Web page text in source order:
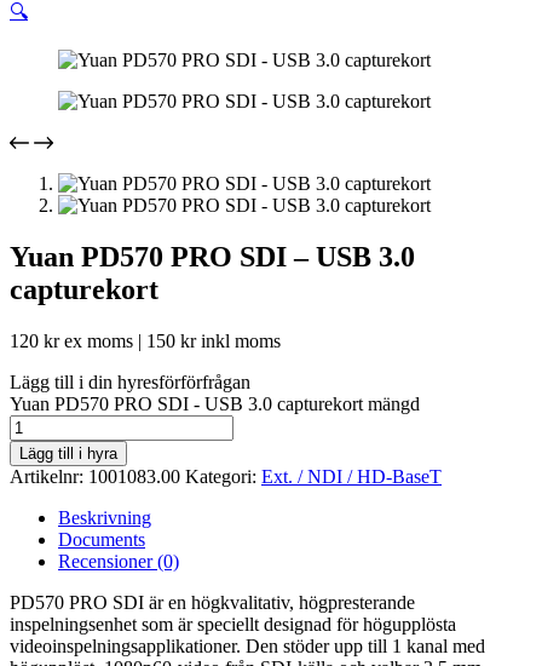
🔍
Yuan PD570 PRO SDI – USB 3.0
capturekort
120 krex moms | 150 krinkl moms
Lägg till i din hyresförförfrågan
Yuan PD570 PRO SDI - USB 3.0 capturekort mängd
Lägg till i hyra
Artikelnr: 1001083.00 Kategori: Ext. / NDI / HD-BaseT
Beskrivning
Documents
Recensioner (0)
PD570 PRO SDI är en högkvalitativ, högpresterande
inspelningsenhet som är speciellt designad för högupplösta
videoinspelningsapplikationer. Den stöder upp till 1 kanal med